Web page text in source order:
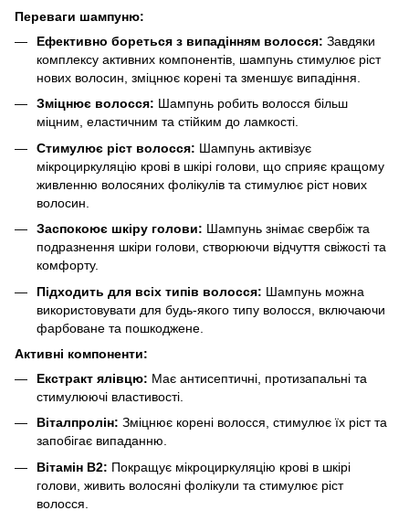
Переваги шампуню:
Ефективно бореться з випадінням волосся: Завдяки
комплексу активних компонентів, шампунь стимулює ріст
нових волосин, зміцнює корені та зменшує випадіння.
Зміцнює волосся: Шампунь робить волосся більш
міцним, еластичним та стійким до ламкості.
Стимулює ріст волосся: Шампунь активізує
мікроциркуляцію крові в шкірі голови, що сприяє кращому
живленню волосяних фолікулів та стимулює ріст нових
волосин.
Заспокоює шкіру голови: Шампунь знімає свербіж та
подразнення шкіри голови, створюючи відчуття свіжості та
комфорту.
Підходить для всіх типів волосся: Шампунь можна
використовувати для будь-якого типу волосся, включаючи
фарбоване та пошкоджене.
Активні компоненти:
Екстракт ялівцю: Має антисептичні, протизапальні та
стимулюючі властивості.
Віталпролін: Зміцнює корені волосся, стимулює їх ріст та
запобігає випаданню.
Вітамін B2: Покращує мікроциркуляцію крові в шкірі
голови, живить волосяні фолікули та стимулює ріст
волосся.